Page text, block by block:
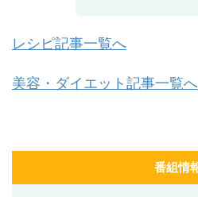
レシピ記事一覧へ
美容・ダイエット記事一覧へ
番組情